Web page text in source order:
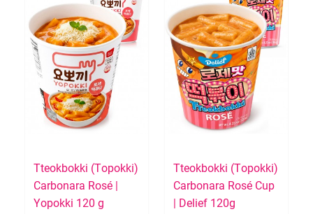
Tteokbokki (Topokki)
Carbonara Rosé |
Yopokki 120 g
Tteokbokki (Topokki)
Carbonara Rosé Cup
| Delief 120g